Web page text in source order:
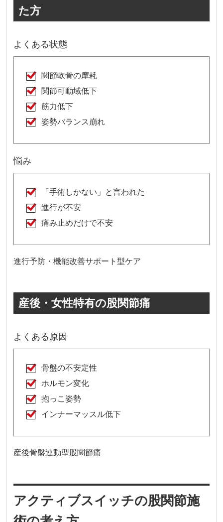
た方
よくある状態
関節軟骨の摩耗
関節可動域低下
筋力低下
姿勢バランス崩れ
悩み
「手術しかない」と言われた
進行が不安
痛み止めだけで不安
進行予防・機能改善サポート型ケア
産後・女性特有の股関節痛
よくある原因
骨盤の不安定性
ホルモン変化
抱っこ姿勢
インナーマッスル低下
産後骨盤連動型股関節痛
アクティブスイッチの股関節施